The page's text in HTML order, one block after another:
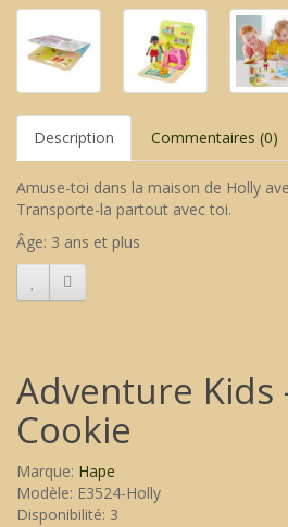
Description Commentaires (0)
Amuse-toi dans la maison de Holly
Transporte-la partout avec toi.
Âge: 3 ans et plus
Adventure Kids
Cookie
Marque: Hape
Modèle: E3524-Holly
Disponibilité: 3